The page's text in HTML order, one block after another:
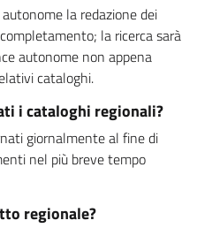
la redazione dei
la ricerca sarà
autonome non appena
cataloghi.
i cataloghi regionali?
giornalmente al fine di
nel più breve tempo
regionale?